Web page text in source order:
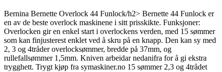
Bernina Bernette Overlock 44 Funlock/h2> Bernette 44 Funlock er
en av de beste overlock maskinene i sitt prisskikte. Funksjoner:
Overlocken gir en enkel start i overlockens verden, med 15 sømmer
som kan finjusterest enklet ved å skru på en knapp. Den kan sy med
2, 3 og 4tråder overlocksømmer, bredde på 37mm, og
rullefallsømmer 1,5mm. Kniven arbeidar nedanifra for å gi ekstra
trygghett. Trygt kjøp fra symaskiner.no 15 sømmer 2,3 og 4trådet